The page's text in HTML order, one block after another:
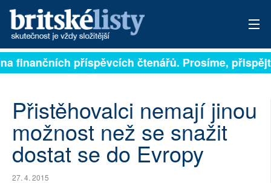
PŘIHLÁSIT
ARCHIV
ROZHOVORY
TÉMATA
příspěvcích čtenářů. Prosíme, přispějte.
Přistěhovalci nemají jinou
možnost než se snažit
dostat se do Evropy
27. 4. 2015